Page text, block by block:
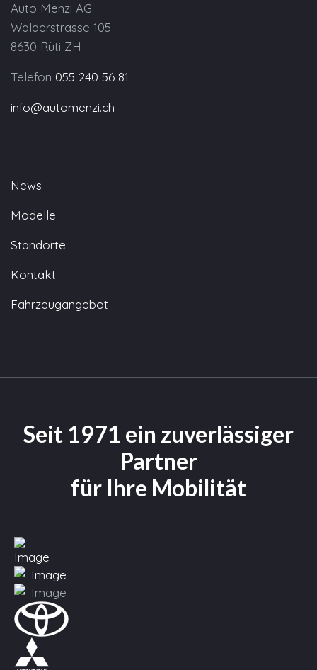
Auto Menzi AG
Walderstrasse 105
8630 Rüti ZH
Telefon 055 240 56 81
info@automenzi.ch
News
Modelle
Standorte
Kontakt
Fahrzeugangebot
Seit 1971 ein zuverlässiger
Partner
für Ihre Mobilität